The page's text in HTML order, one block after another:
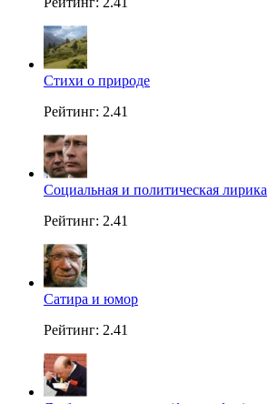
Стихи о природе
Рейтинг: 2.41
Социальная и политическая лирика
Рейтинг: 2.41
Сатира и юмор
Рейтинг: 2.41